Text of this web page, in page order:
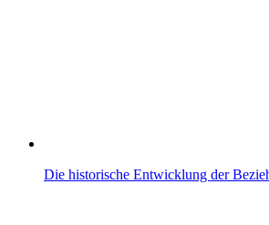
Die historische Entwicklung der